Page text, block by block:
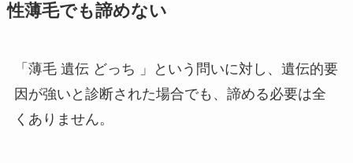
性薄毛でも諦めない
「薄毛 遺伝 どっち 」という問いに対し、遺伝的要
因が強いと診断された場合でも、諦める必要は全
くありません。